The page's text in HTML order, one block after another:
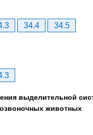
34.4 34.5
выделительной
животных